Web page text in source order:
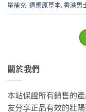
量補充,適應原草本,香港男
關於我們
本站保證所有銷售的
友分享正品有效的壯